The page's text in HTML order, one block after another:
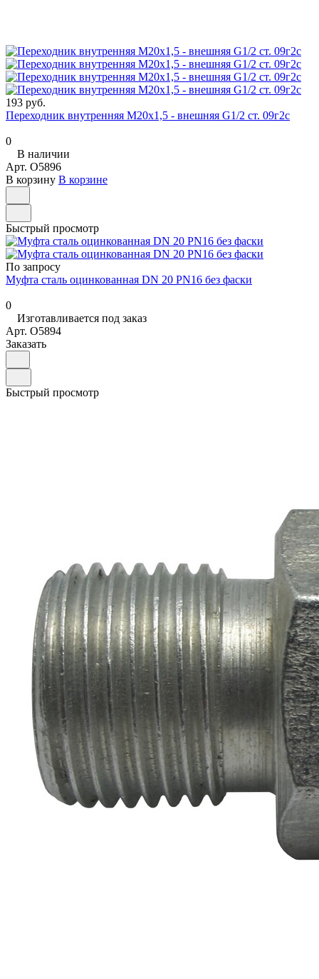
193 руб.
Переходник внутренняя М20х1,5 - внешняя G1/2 ст. 09г2с
0
В наличии
Арт. O5896
В корзину В корзине
Быстрый просмотр
По запросу
Муфта сталь оцинкованная DN 20 PN16 без фаски
0
Изготавливается под заказ
Арт. O5894
Заказать
Быстрый просмотр